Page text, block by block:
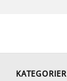
KATEGORIER